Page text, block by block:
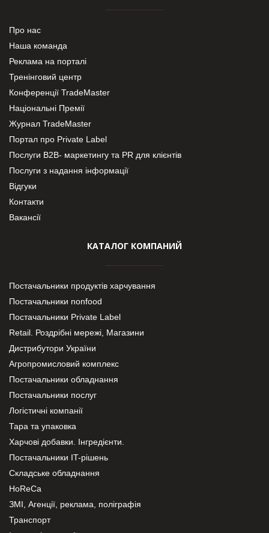
Про нас
Наша команда
Реклама на порталі
Тренінговий центр
Конференції TradeMaster
Національні Премії
Журнал TradeMaster
Портал про Private Label
Послуги В2В- маркетингу та PR для клієнтів
Послуги з надання інформації
Відгуки
Контакти
Вакансії
КАТАЛОГ КОМПАНИЙ
Постачальники продуктів харчування
Постачальники nonfood
Постачальники Private Label
Retail. Роздрібні мережі, Магазини
Дистрибутори України
Агропромисловий комплекс
Постачальники обладнання
Постачальники послуг
Логістичні компанії
Тара та упаковка
Харчові добавки. Інгредієнти.
Постачальники IT-рішень
Складське обладнання
HoReCa
ЗМІ, Агенції, реклама, поліграфія
Транспорт